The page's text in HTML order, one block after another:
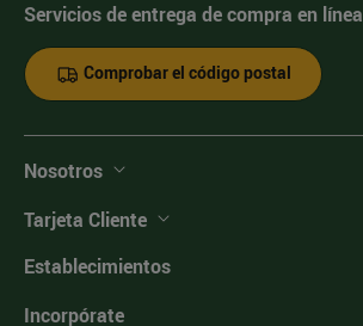
Servicios de entrega de compra en línea
Comprobar el código postal
Nosotros
Tarjeta Cliente
Establecimientos
Incorpórate